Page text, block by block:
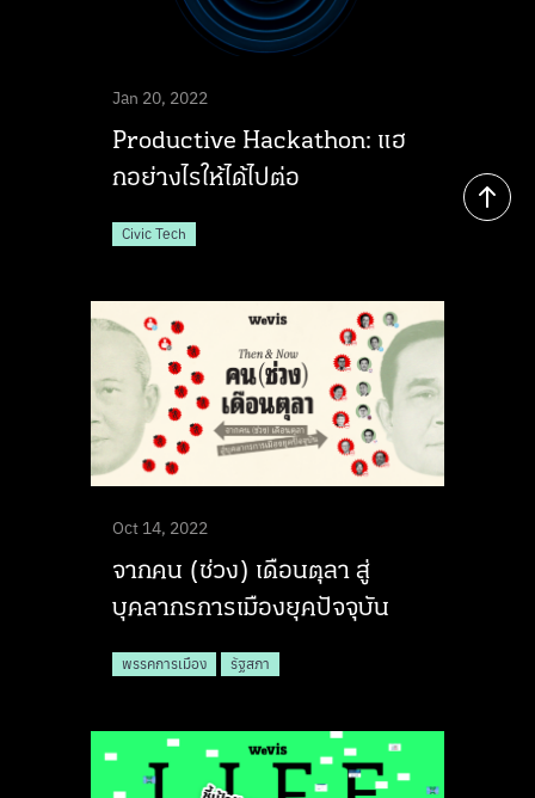
Jan 20, 2022
Productive Hackathon: แฮ
กอย่างไรให้ได้ไปต่อ
Civic Tech
Oct 14, 2022
จากคน (ช่วง) เดือนตุลา สู่
บุคลากรการเมืองยุคปัจจุบัน
พรรคการเมือง รัฐสภา